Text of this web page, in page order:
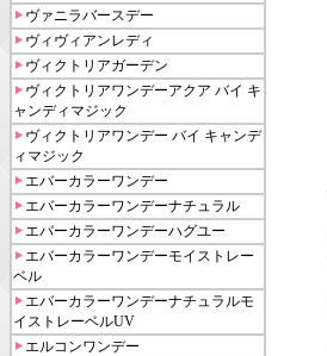
ヴァニラバースデー
ヴィヴィアンレディ
ヴィクトリアガーデン
ヴィクトリアワンデーアクア バイ キ
ャンディマジック
ヴィクトリアワンデー バイ キャンデ
ィマジック
エバーカラーワンデー
エバーカラーワンデーナチュラル
エバーカラーワンデーハグユー
エバーカラーワンデーモイストレー
ベル
エバーカラーワンデーナチュラルモ
イストレーベルUV
エルコンワンデー